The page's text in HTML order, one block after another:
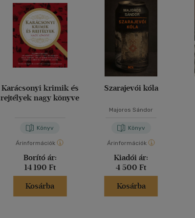
Karácsonyi krimik és
rejtélyek nagy könyve
Könyv
Árinformációk
Borító ár:
14 190 Ft
Kosárba
Szarajevói kóla
Majoros Sándor
Könyv
Árinformációk
Kiadói ár:
4 500 Ft
Kosárba